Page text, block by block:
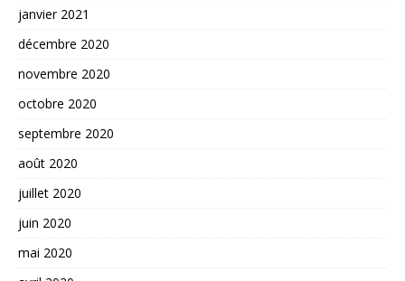
janvier 2021
décembre 2020
novembre 2020
octobre 2020
septembre 2020
août 2020
juillet 2020
juin 2020
mai 2020